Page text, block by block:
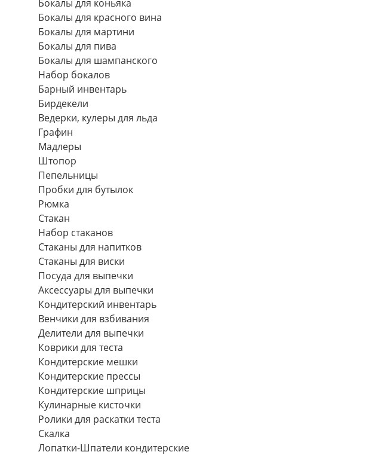
Бокалы для коньяка
Бокалы для красного вина
Бокалы для мартини
Бокалы для пива
Бокалы для шампанского
Набор бокалов
Барный инвентарь
Бирдекели
Ведерки, кулеры для льда
Графин
Мадлеры
Штопор
Пепельницы
Пробки для бутылок
Рюмка
Стакан
Набор стаканов
Стаканы для напитков
Стаканы для виски
Посуда для выпечки
Аксессуары для выпечки
Кондитерский инвентарь
Венчики для взбивания
Делители для выпечки
Коврики для теста
Кондитерские мешки
Кондитерские прессы
Кондитерские шприцы
Кулинарные кисточки
Ролики для раскатки теста
Скалка
Лопатки-Шпатели кондитерские